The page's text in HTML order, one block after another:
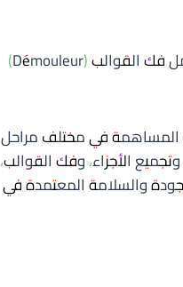
عامل تشكيل (Drapeur) – مُجمِّع (Assembleur) – عامل فك القوالب (Démouleur)
المساهمة في مختلف مراحل
الأجزاء، وفك القوالب،
والسلامة المعتمدة في